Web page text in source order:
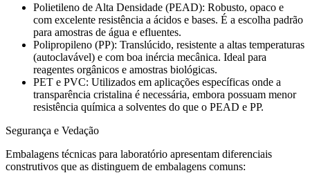
Polietileno de Alta Densidade (PEAD): Robusto, opaco e
com excelente resistência a ácidos e bases. É a escolha padrão
para amostras de água e efluentes.
Polipropileno (PP): Translúcido, resistente a altas temperaturas
(autoclavável) e com boa inércia mecânica. Ideal para
reagentes orgânicos e amostras biológicas.
PET e PVC: Utilizados em aplicações específicas onde a
transparência cristalina é necessária, embora possuam menor
resistência química a solventes do que o PEAD e PP.
Segurança e Vedação
Embalagens técnicas para laboratório apresentam diferenciais
construtivos que as distinguem de embalagens comuns: